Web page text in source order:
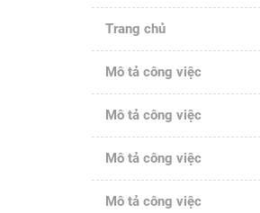
Trang chủ
Mô tả công việc
Mô tả công việc
Mô tả công việc
Mô tả công việc